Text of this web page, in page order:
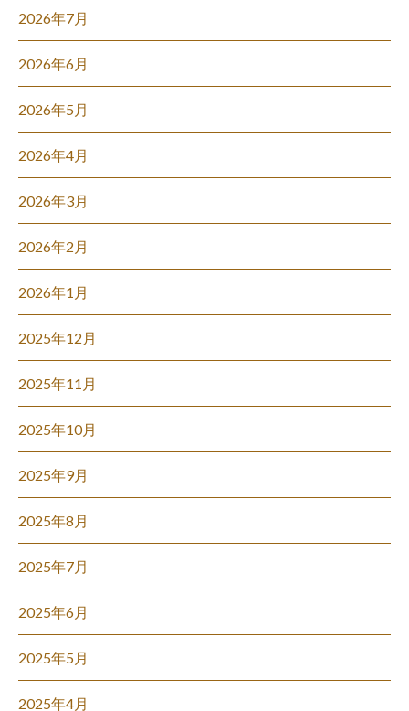
2026年7月
2026年6月
2026年5月
2026年4月
2026年3月
2026年2月
2026年1月
2025年12月
2025年11月
2025年10月
2025年9月
2025年8月
2025年7月
2025年6月
2025年5月
2025年4月